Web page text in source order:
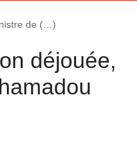
de (…)
déjouée,